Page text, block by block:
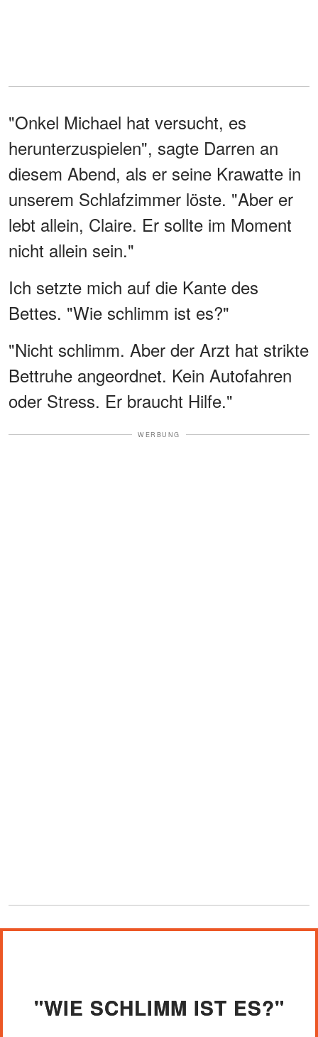
"Onkel Michael hat versucht, es
herunterzuspielen", sagte Darren an
diesem Abend, als er seine Krawatte in
unserem Schlafzimmer löste. "Aber er
lebt allein, Claire. Er sollte im Moment
nicht allein sein."
Ich setzte mich auf die Kante des
Bettes. "Wie schlimm ist es?"
"Nicht schlimm. Aber der Arzt hat strikte
Bettruhe angeordnet. Kein Autofahren
oder Stress. Er braucht Hilfe."
WERBUNG
"WIE SCHLIMM IST ES?"